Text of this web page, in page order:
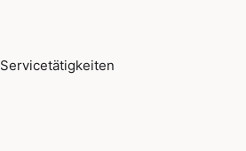
Servicetätigkeiten